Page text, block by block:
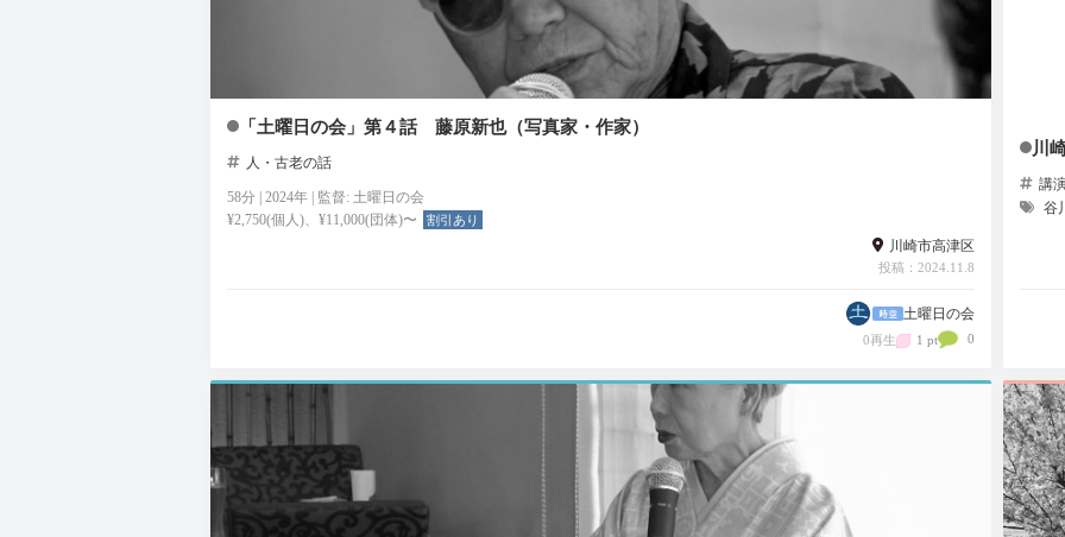
「土曜日の会」第４話 藤原新也（写真家・作家）
人・古老の話
58分 | 2024年 | 監督: 土曜日の会
¥2,750(個人)、¥11,000(団体)〜
割引あり
川崎市高津区
投稿：2024.11.8
土曜日の会
0再生 1 pt 0
川
講
谷